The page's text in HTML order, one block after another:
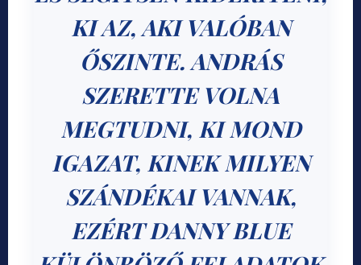
KI AZ, AKI VALÓBAN
ŐSZINTE. ANDRÁS
SZERETTE VOLNA
MEGTUDNI, KI MOND
IGAZAT, KINEK MILYEN
SZÁNDÉKAI VANNAK,
EZÉRT DANNY BLUE